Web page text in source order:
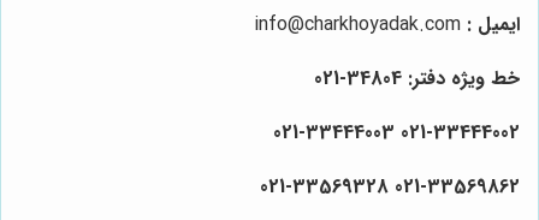
ایمیل : info@charkhoyadak.com
خط ویژه دفتر: 34804-021
021-33444002 021-33444003
021-33569862
021-33569328